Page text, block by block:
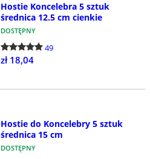
Hostie Koncelebra 5 sztuk
średnica 12.5 cm cienkie
DOSTĘPNY
49
zł 18,04
Hostie do Koncelebry 5 sztuk
średnica 15 cm
DOSTĘPNY